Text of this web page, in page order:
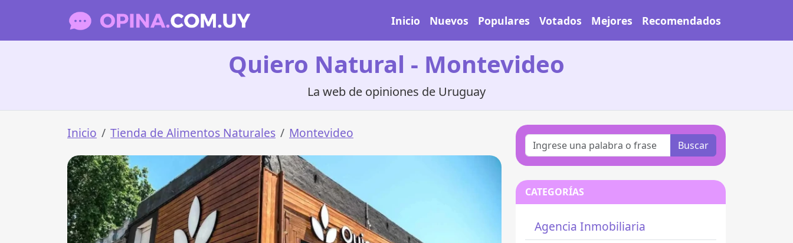
Inicio Nuevos Populares Votados Mejores Recomendados
Quiero Natural - Montevideo
La web de opiniones de Uruguay
Inicio Tienda de Alimentos Naturales Montevideo
Buscar
CATEGORÍAS
Agencia Inmobiliaria